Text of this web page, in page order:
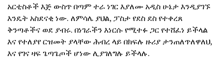
አርቲስቶች እጅ ውስጥ በጣም ተራ ነገር እያለሙ አዲስ ሁኔታ እንዲያገኙ
እንዴት አስደናቂ ነው. ለምሳሌ ያህል, ፓስታ የደስ ደስ የተቀረጸ
ቅንጣቶችና ወደ ያብሩ. በነገራችን እነርሱ የሚተፉ ጋር የተሸፈነ ይችላል
እና የተለያየ ርዝመት ያላቸው ሕብረ ላይ በክፍሉ ዙሪያ ታንጠለጥለዋለህ,
እና የገና ዛፍ ጌጣጌጦች ሆነው ሊያገለግሉ ይችላሉ.